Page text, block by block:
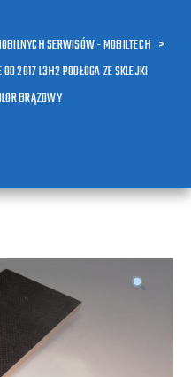
SERWISÓW - MOBILTECH >
2017 L3H2 PODŁOGA ZE SKLEJKI
BRĄZOWY